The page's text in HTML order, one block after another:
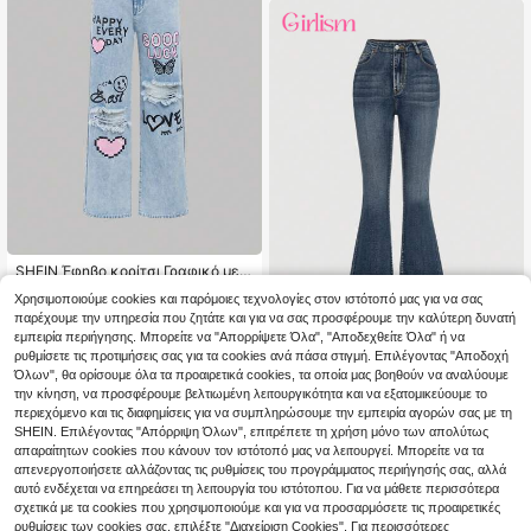
SHEIN Έφηβο κορίτσι Γραφικό με γ
ν σε ίσια γραμμή
11.49€
Girlism
EU Warehouse SHEIN Girlism Τζιν για
εφήβους, ευέλικτο και ευέλικτο μ
ε τζιν με πόδι
19
Χρησιμοποιούμε cookies και παρόμοιες τεχνολογίες στον ιστότοπό μας για να σας
παρέχουμε την υπηρεσία που ζητάτε και για να σας προσφέρουμε την καλύτερη δυνατή
εμπειρία περιήγησης. Μπορείτε να "Απορρίψετε Όλα", "Αποδεχθείτε Όλα" ή να
ρυθμίσετε τις προτιμήσεις σας για τα cookies ανά πάσα στιγμή. Επιλέγοντας "Αποδοχή
Όλων", θα ορίσουμε όλα τα προαιρετικά cookies, τα οποία μας βοηθούν να αναλύουμε
την κίνηση, να προσφέρουμε βελτιωμένη λειτουργικότητα και να εξατομικεύουμε το
περιεχόμενο και τις διαφημίσεις για να συμπληρώσουμε την εμπειρία αγορών σας με τη
SHEIN. Επιλέγοντας "Απόρριψη Όλων", επιτρέπετε τη χρήση μόνο των απολύτως
απαραίτητων cookies που κάνουν τον ιστότοπό μας να λειτουργεί. Μπορείτε να τα
απενεργοποιήσετε αλλάζοντας τις ρυθμίσεις του προγράμματος περιήγησής σας, αλλά
αυτό ενδέχεται να επηρεάσει τη λειτουργία του ιστότοπου. Για να μάθετε περισσότερα
σχετικά με τα cookies που χρησιμοποιούμε και για να προσαρμόσετε τις προαιρετικές
ρυθμίσεις των cookies σας, επιλέξτε "Διαχείριση Cookies". Για περισσότερες